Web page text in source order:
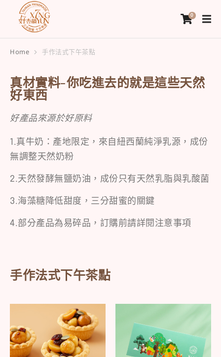
You are here:
Home 手作法式下午茶點
真材實料-你吃進去的就是這些天然
好東西
好產品來源於好原料
1.真牛奶：產地限定，來自紐西蘭純淨乳源，成份
無調整天然奶粉
2.天然發酵無鹽奶油，成份只有天然乳脂與乳酸菌
3.海藻糖降低甜度，三分甜蜜的關鍵
4.部分產品為易碎品，訂購前請詳閱注意事項
手作法式下午茶點